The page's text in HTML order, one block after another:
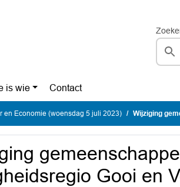
is wie Contact
en Economie (woensdag 5 juli 2023) Wijziging
Gooi en